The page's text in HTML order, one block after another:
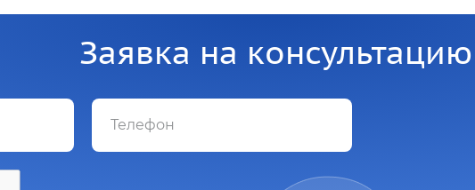
Заявка на консультацию